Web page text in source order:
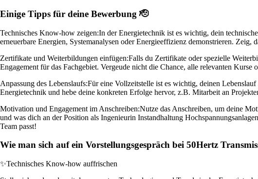
Einige Tipps für deine Bewerbung 🫡
Technisches Know-how zeigen:In der Energietechnik ist es wichtig, dein
erneuerbare Energien, Systemanalysen oder Energieeffizienz demonstrieren.
Zertifikate und Weiterbildungen einfügen:Falls du Zertifikate oder spezielle
Engagement für das Fachgebiet. Vergeude nicht die Chance, alle relevanten Kurse
Anpassung des Lebenslaufs:Für eine Vollzeitstelle ist es wichtig, deinen
Energietechnik und hebe deine konkreten Erfolge hervor, z.B. Mitarbeit an
Motivation und Engagement im Anschreiben:Nutze das Anschreiben, um deine
und was dich an der Position als Ingenieurin Instandhaltung
Team passt!
Wie man sich auf ein Vorstellungsgespräch bei 50Hertz
✨Technisches Know-how auffrischen